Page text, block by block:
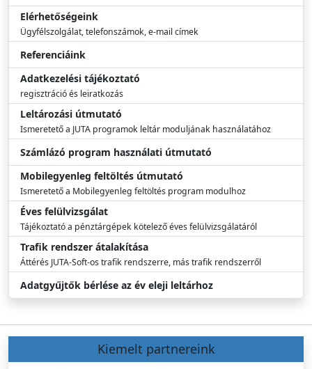
Elérhetőségeink
Ügyfélszolgálat, telefonszámok, e-mail címek
Referenciáink
Adatkezelési tájékoztató
regisztráció és leiratkozás
Leltározási útmutató
Ismeretető a JUTA programok leltár moduljának használatához
Számlázó program használati útmutató
Mobilegyenleg feltöltés útmutató
Ismeretető a Mobilegyenleg feltöltés program modulhoz
Éves felülvizsgálat
Tájékoztató a pénztárgépek kötelező éves felülvizsgálatáról
Trafik rendszer átalakítása
Áttérés JUTA-Soft-os trafik rendszerre, más trafik rendszerről
Adatgyűjtők bérlése az év eleji leltárhoz
Kiemelt partnereink